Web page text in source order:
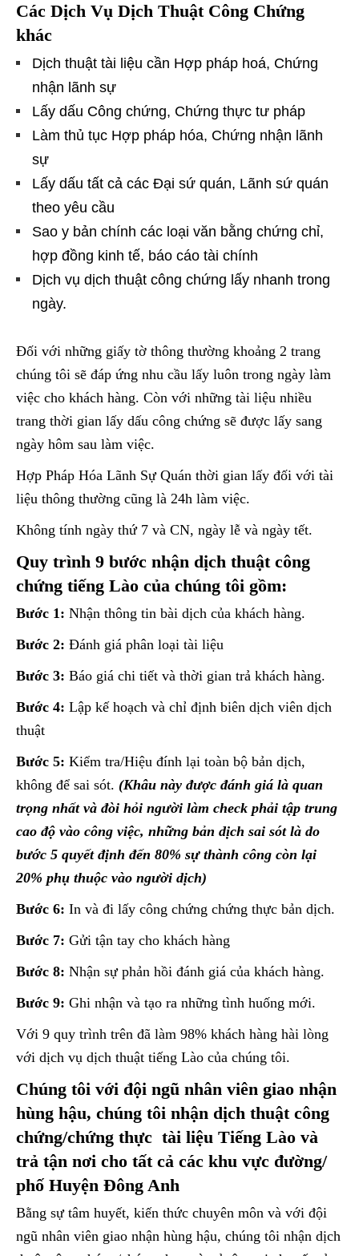
Các Dịch Vụ Dịch Thuật Công Chứng
khác
Dịch thuật tài liệu cần Hợp pháp hoá, Chứng
nhận lãnh sự
Lấy dấu Công chứng, Chứng thực tư pháp
Làm thủ tục Hợp pháp hóa, Chứng nhận lãnh
sự
Lấy dấu tất cả các Đại sứ quán, Lãnh sứ quán
theo yêu cầu
Sao y bản chính các loại văn bằng chứng chỉ,
hợp đồng kinh tế, báo cáo tài chính
Dịch vụ dịch thuật công chứng lấy nhanh trong
ngày.
Đối với những giấy tờ thông thường khoảng 2 trang
chúng tôi sẽ đáp ứng nhu cầu lấy luôn trong ngày làm
việc cho khách hàng. Còn với những tài liệu nhiều
trang thời gian lấy dấu công chứng sẽ được lấy sang
ngày hôm sau làm việc.
Hợp Pháp Hóa Lãnh Sự Quán thời gian lấy đối với tài
liệu thông thường cũng là 24h làm việc.
Không tính ngày thứ 7 và CN, ngày lễ và ngày tết.
Quy trình 9 bước nhận dịch thuật công
chứng tiếng Lào của chúng tôi gồm:
Bước 1: Nhận thông tin bài dịch của khách hàng.
Bước 2: Đánh giá phân loại tài liệu
Bước 3: Báo giá chi tiết và thời gian trả khách hàng.
Bước 4: Lập kế hoạch và chỉ định biên dịch viên dịch
thuật
Bước 5: Kiểm tra/Hiệu đính lại toàn bộ bản dịch,
không để sai sót. (Khâu này được đánh giá là quan
trọng nhất và đòi hỏi người làm check phải tập trung
cao độ vào công việc, những bản dịch sai sót là do
bước 5 quyết định đến 80% sự thành công còn lại
20% phụ thuộc vào người dịch)
Bước 6: In và đi lấy công chứng chứng thực bản dịch.
Bước 7: Gửi tận tay cho khách hàng
Bước 8: Nhận sự phản hồi đánh giá của khách hàng.
Bước 9: Ghi nhận và tạo ra những tình huống mới.
Với 9 quy trình trên đã làm 98% khách hàng hài lòng
với dịch vụ dịch thuật tiếng Lào của chúng tôi.
Chúng tôi với đội ngũ nhân viên giao nhận
hùng hậu, chúng tôi nhận dịch thuật công
chứng/chứng thực tài liệu Tiếng Lào và
trả tận nơi cho tất cả các khu vực đường/
phố Huyện Đông Anh
Bằng sự tâm huyết, kiến thức chuyên môn và với đội
ngũ nhân viên giao nhận hùng hậu, chúng tôi nhận dịch